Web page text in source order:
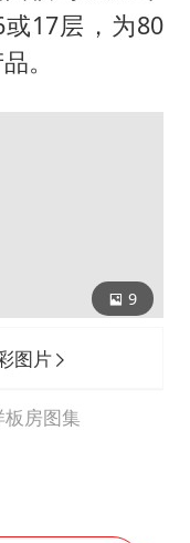
17层，为80
。
9
图片
房图集